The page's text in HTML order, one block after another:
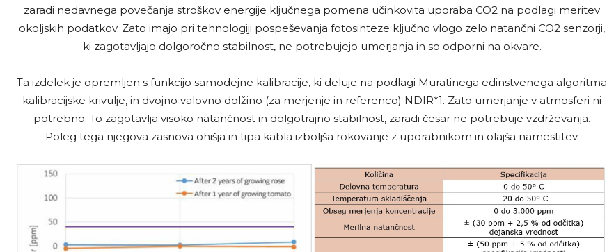
zaradi nedavnega povečanja stroškov energije ključnega pomena učinkovita uporaba CO2 na podlagi meritev
okoljskih podatkov. Zato imajo pri tehnologiji pospeševanja fotosinteze ključno vlogo zelo natančni CO2 senzorji,
ki zagotavljajo dolgoročno stabilnost, ne potrebujejo umerjanja in so odporni na okvare.
Ta izdelek je opremljen s funkcijo samodejne kalibracije, ki deluje na podlagi Muratinega edinstvenega algoritma
kalibracijske krivulje, in dvojno valovno dolžino (za merjenje in referenco) NDIR*1. Zato umerjanje v atmosferi ni
potrebno. To zagotavlja visoko natančnost in dolgotrajno stabilnost, zaradi česar ne potrebuje vzdrževanja.
Poleg tega njegova zasnova ohišja in tipa kabla izboljša rokovanje z uporabnikom in olajša namestitev.